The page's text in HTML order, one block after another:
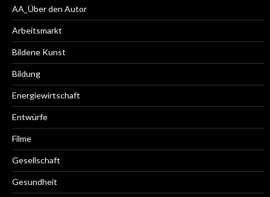
AA_Über den Autor
Arbeitsmarkt
Bildene Kunst
Bildung
Energiewirtschaft
Entwürfe
Filme
Gesellschaft
Gesundheit